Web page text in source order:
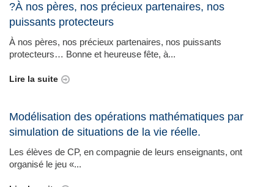
?À nos pères, nos précieux partenaires, nos
puissants protecteurs
À nos pères, nos précieux partenaires, nos puissants
protecteurs… Bonne et heureuse fête, à...
Lire la suite
Modélisation des opérations mathématiques par
simulation de situations de la vie réelle.
Les élèves de CP, en compagnie de leurs enseignants, ont
organisé le jeu «...